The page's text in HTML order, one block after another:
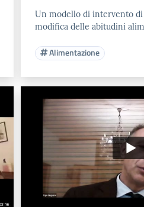
Un modello di intervento di
modifica delle abitudini
Alimentazione